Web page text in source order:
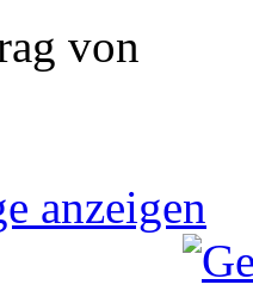
von
anzeigen